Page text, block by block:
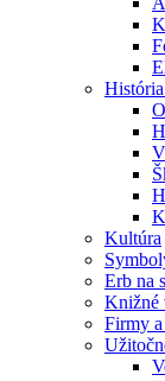
Kultúra
Erb na
Knižné
Firmy